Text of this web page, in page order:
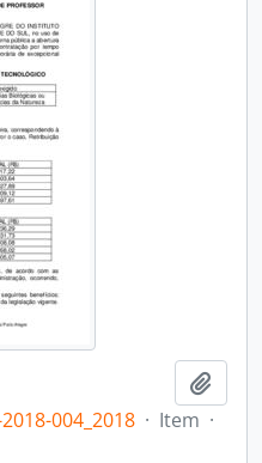
2018-004_2018 · Item ·